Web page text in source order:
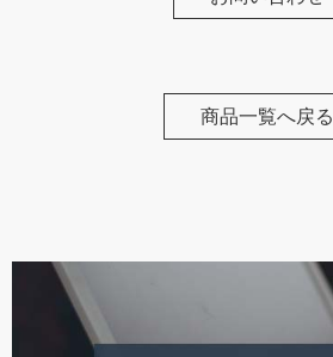
商品一覧へ戻る